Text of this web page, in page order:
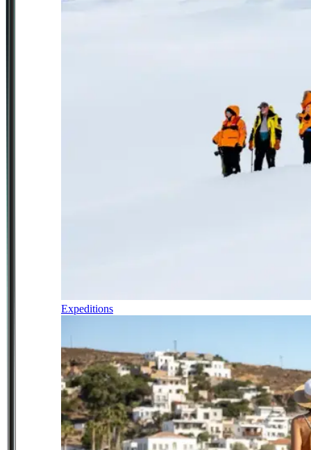
Expeditions